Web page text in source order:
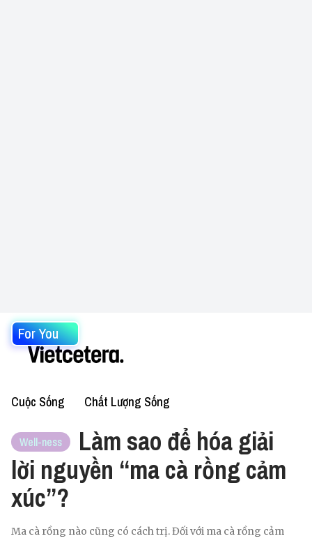
For You
Cuộc Sống Chất Lượng Sống
Well-ness
Làm sao để hóa giải
lời nguyền “ma cà rồng cảm
xúc”?
Ma cà rồng nào cũng có cách trị. Đối với ma cà rồng cảm